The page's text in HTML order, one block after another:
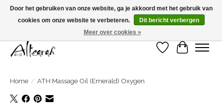
Zomersluiting >>> Bestel je in week 31-32-33, dan wordt je bestelling in week 34
Verlanglijst
Home / ATH Massage Oil (Emerald) Oxygen
Door het gebruiken van onze website, ga je akkoord met het gebruik van
cookies om onze website te verbeteren.
Dit bericht verbergen
Meer over cookies »